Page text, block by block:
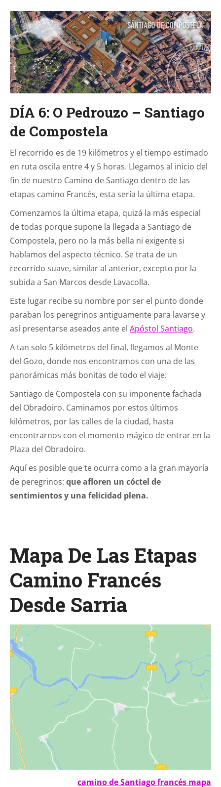
DÍA 6: O Pedrouzo – Santiago
de Compostela
El recorrido es de 19 kilómetros y el tiempo estimado
en ruta oscila entre 4 y 5 horas. Llegamos al inicio del
fin de nuestro Camino de Santiago dentro de las
etapas camino Francés, esta sería la última etapa.
Comenzamos la última etapa, quizá la más especial
de todas porque supone la llegada a Santiago de
Compostela, pero no la más bella ni exigente si
hablamos del aspecto técnico. Se trata de un
recorrido suave, similar al anterior, excepto por la
subida a San Marcos desde Lavacolla.
Este lugar recibe su nombre por ser el punto donde
paraban los peregrinos antiguamente para lavarse y
así presentarse aseados ante el Apóstol Santiago.
A tan solo 5 kilómetros del final, llegamos al Monte
del Gozo, donde nos encontramos con una de las
panorámicas más bonitas de todo el viaje:
Santiago de Compostela con su imponente fachada
del Obradoiro. Caminamos por estos últimos
kilómetros, por las calles de la ciudad, hasta
encontrarnos con el momento mágico de entrar en la
Plaza del Obradoiro.
Aquí es posible que te ocurra como a la gran mayoría
de peregrinos: que afloren un cóctel de
sentimientos y una felicidad plena.
Mapa De Las Etapas
Camino Francés
Desde Sarria
camino de Santiago francés mapa